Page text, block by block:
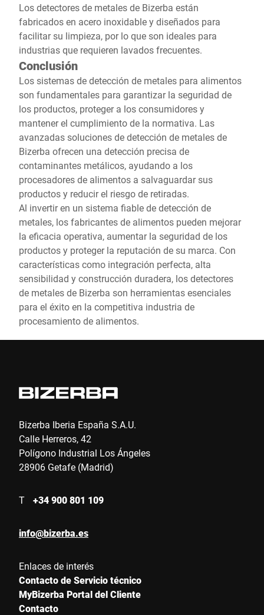
Los detectores de metales de Bizerba están
fabricados en acero inoxidable y diseñados para
facilitar su limpieza, por lo que son ideales para
industrias que requieren lavados frecuentes.
Conclusión
Los sistemas de detección de metales para alimentos
son fundamentales para garantizar la seguridad de
los productos, proteger a los consumidores y
mantener el cumplimiento de la normativa. Las
avanzadas soluciones de detección de metales de
Bizerba ofrecen una detección precisa de
contaminantes metálicos, ayudando a los
procesadores de alimentos a salvaguardar sus
productos y reducir el riesgo de retiradas.
Al invertir en un sistema fiable de detección de
metales, los fabricantes de alimentos pueden mejorar
la eficacia operativa, aumentar la seguridad de los
productos y proteger la reputación de su marca. Con
características como integración perfecta, alta
sensibilidad y construcción duradera, los detectores
de metales de Bizerba son herramientas esenciales
para el éxito en la competitiva industria de
procesamiento de alimentos.
Bizerba Iberia España S.A.U.
Calle Herreros, 42
Polígono Industrial Los Ángeles
28906 Getafe (Madrid)
T +34 900 801 109
info@bizerba.es
Enlaces de interés
Contacto de Servicio técnico
MyBizerba Portal del Cliente
Contacto